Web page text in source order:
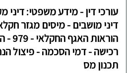
עורכי דין - מידע משפטי: דיני
דיני מושבים - מיסים מגזר
רכישה - דמי הסכמה - פיצול
תכנון מס